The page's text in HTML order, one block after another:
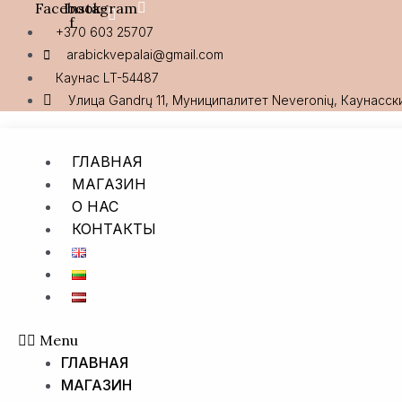
Перейти
содержимому
Facebook-
f
Instagram
+370 603 25707
arabickvepalai@gmail.com
Каунас LT-54487
Улица Gandrų 11, Муниципалитет Neveronių,
ГЛАВНАЯ
МАГАЗИН
О НАС
КОНТАКТЫ
Menu
ГЛАВНАЯ
МАГАЗИН